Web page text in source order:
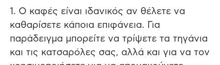
1. Ο καφές είναι ιδανικός αν θέλετε να
καθαρίσετε κάποια επιφάνεια. Για
παράδειγμα μπορείτε να τρίψετε τα τηγάνια
και τις κατσαρόλες σας, αλλά και για να τον